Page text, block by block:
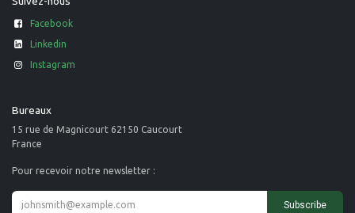
Facebook
Linkedin
Instagram
Bureaux
15 rue de Magnicourt 62150 Caucourt
France
Pour recevoir notre newsletter :
Subscribe